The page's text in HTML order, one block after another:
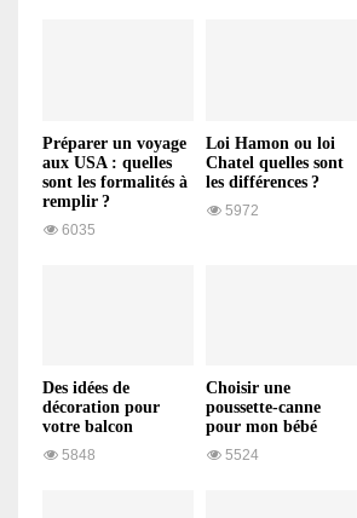
Préparer un voyage
aux USA : quelles
sont les formalités à
remplir ?
6035
Loi Hamon ou loi
Chatel quelles sont
les différences ?
5972
Des idées de
décoration pour
votre balcon
5848
Choisir une
poussette-canne
pour mon bébé
5524